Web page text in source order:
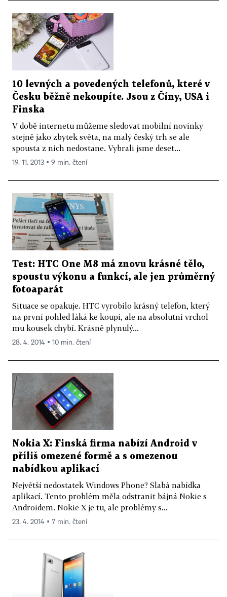
10 levných a povedených telefonů, které v
Česku běžně nekoupíte. Jsou z Číny, USA i
Finska
V době internetu můžeme sledovat mobilní novinky
stejně jako zbytek světa, na malý český trh se ale
spousta z nich nedostane. Vybrali jsme deset...
19. 11. 2013 ▪ 9 min. čtení
Test: HTC One M8 má znovu krásné tělo,
spoustu výkonu a funkcí, ale jen průměrný
fotoaparát
Situace se opakuje. HTC vyrobilo krásný telefon, který
na první pohled láká ke koupi, ale na absolutní vrchol
mu kousek chybí. Krásně plynulý...
28. 4. 2014 ▪ 10 min. čtení
Nokia X: Finská firma nabízí Android v
příliš omezené formě a s omezenou
nabídkou aplikací
Největší nedostatek Windows Phone? Slabá nabídka
aplikací. Tento problém měla odstranit bájná Nokie s
Androidem. Nokie X je tu, ale problémy s...
23. 4. 2014 ▪ 7 min. čtení